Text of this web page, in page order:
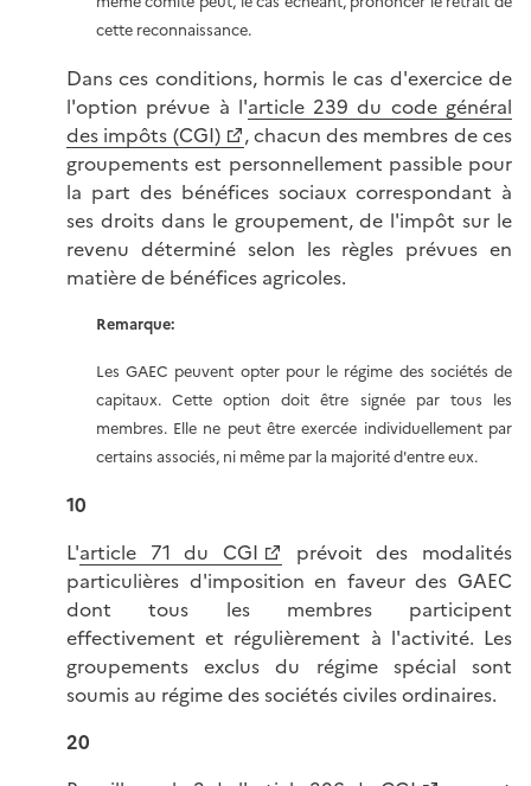
cette reconnaissance.
Dans ces conditions, hormis le cas d'exercice de
l'option prévue à l'article 239 du code général
des impôts (CGI)
, chacun des membres de ces
groupements est personnellement passible pour
la part des bénéfices sociaux correspondant à
ses droits dans le groupement, de l'impôt sur le
revenu déterminé selon les règles prévues en
matière de bénéfices agricoles.
Remarque:
Les GAEC peuvent opter pour le régime des sociétés de
capitaux. Cette option doit être signée par tous les
membres. Elle ne peut être exercée individuellement par
certains associés, ni même par la majorité d'entre eux.
10
L'article 71 du CGI
prévoit des modalités
particulières d'imposition en faveur des GAEC
dont tous les membres participent
effectivement et régulièrement à l'activité. Les
groupements exclus du régime spécial sont
soumis au régime des sociétés civiles ordinaires.
20